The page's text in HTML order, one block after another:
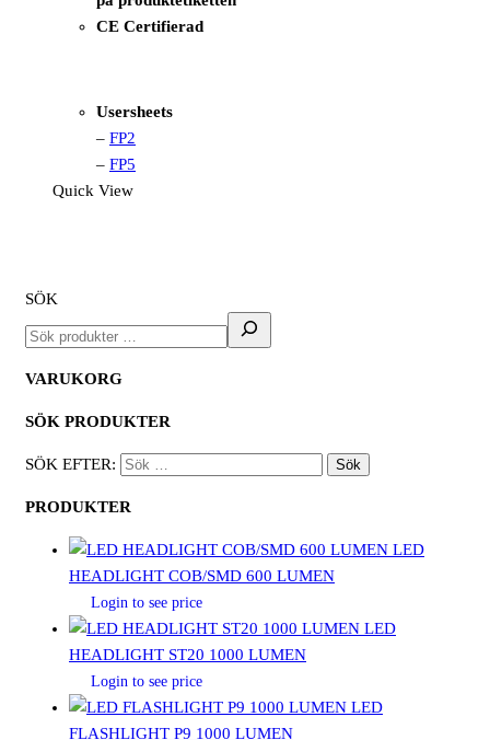
CE Certifierad
Usersheets
– FP2
– FP5
Quick View
SÖK
VARUKORG
SÖK PRODUKTER
SÖK EFTER:
PRODUKTER
LED
HEADLIGHT COB/SMD 600 LUMEN
Login to see price
LED
HEADLIGHT ST20 1000 LUMEN
Login to see price
LED
FLASHLIGHT P9 1000 LUMEN